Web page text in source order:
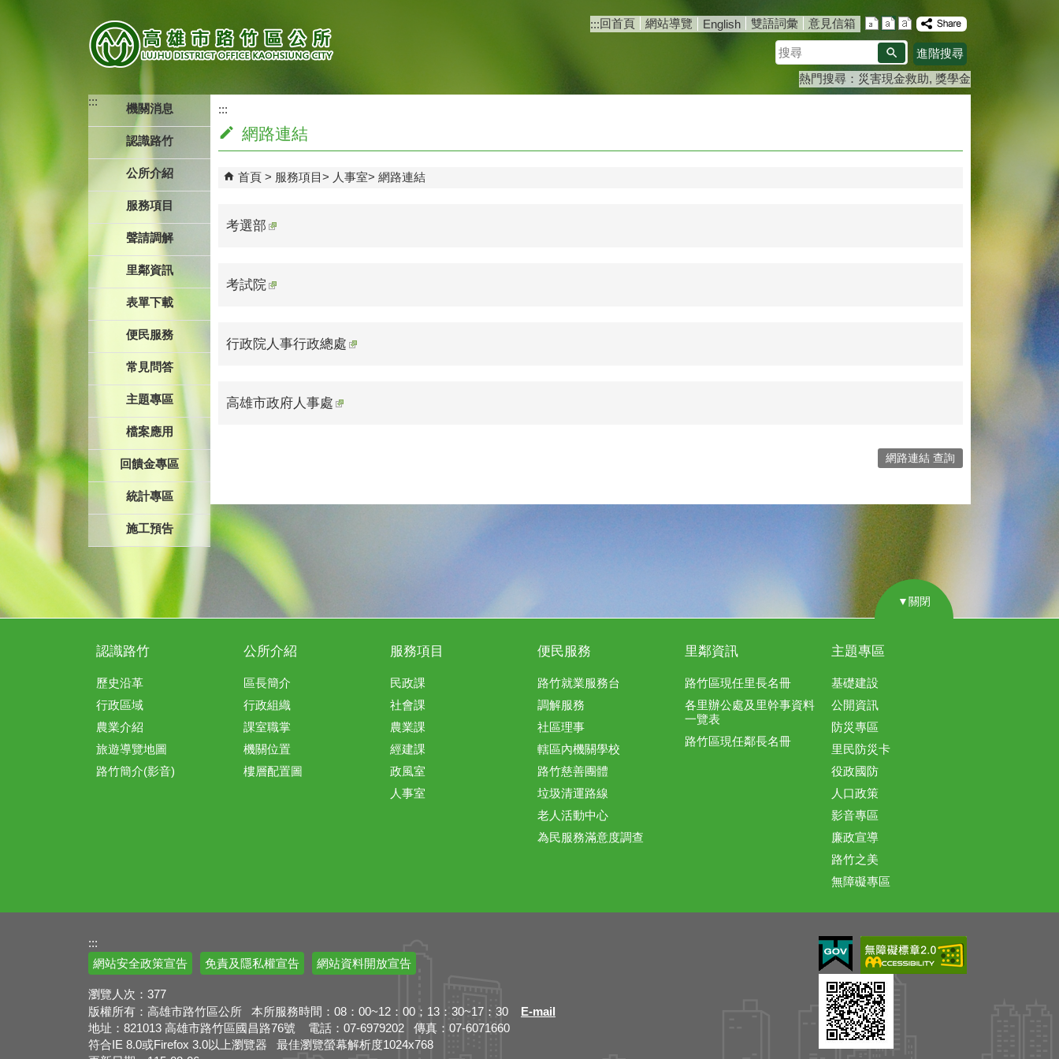
:::回首頁 網站導覽 English 雙語詞彙
意見信箱
搜
尋
進階搜尋
熱門搜尋： 災害現金救助 獎學金
:::
機關消息
認識路竹
公所介紹
服務項目
聲請調解
里鄰資訊
表單下載
便民服務
常見問答
主題專區
檔案應用
回饋金專區
統計專區
施工預告
:::
網路連結
首頁 服務項目 人事室 網路連結
考選部
考試院
行政院人事行政總處
高雄市政府人事處
網路連結 查詢
▼關閉
認識路竹
歷史沿革
行政區域
農業介紹
旅遊導覽地圖
路竹簡介(影音)
公所介紹
區長簡介
行政組織
課室職掌
機關位置
樓層配置圖
服務項目
民政課
社會課
農業課
經建課
政風室
人事室
便民服務
路竹就業服務台
調解服務
社區理事
轄區內機關學校
路竹慈善團體
垃圾清運路線
老人活動中心
為民服務滿意度調查
里鄰資訊
路竹區現任里長名冊
各里辦公處及里幹事資料
一覽表
路竹區現任鄰長名冊
主題專區
基礎建設
公開資訊
防災專區
里民防災卡
役政國防
人口政策
影音專區
廉政宣導
路竹之美
無障礙專區
:::
網站安全政策宣告
免責及隱私權宣告 網站資料開放宣告
瀏覽人次： 377
版權所有：高雄市路竹區公所 本所服務時間：08：00~12：00；13：30~17：30 E-mail
地址：821013 高雄市路竹區國昌路76號 電話：07-6979202 傳真：07-6071660
符合IE 8.0或Firefox 3.0以上瀏覽器 最佳瀏覽螢幕解析度1024x768